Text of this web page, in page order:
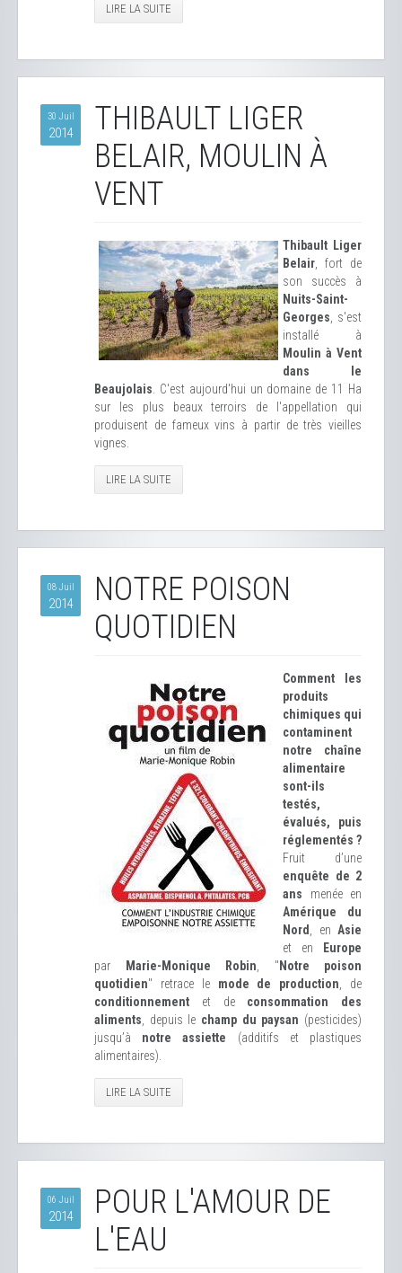
LIRE LA SUITE
30 Juil
2014
THIBAULT LIGER
BELAIR, MOULIN À
VENT
Thibault Liger
Belair , fort de
son succès à
Nuits-Saint-
Georges , s'est
installé à
Moulin à Vent
dans le
Beaujolais . C'est aujourd'hui un domaine de 11 Ha
sur les plus beaux terroirs de l'appellation qui
produisent de fameux vins à partir de très vieilles
vignes.
LIRE LA SUITE
08 Juil
2014
NOTRE POISON
QUOTIDIEN
Comment les
produits
chimiques qui
contaminent
notre chaîne
alimentaire
sont-ils
testés,
évalués, puis
réglementés ?
Fruit d’une
enquête de 2
ans menée en
Amérique du
Nord
, en Asie
et en Europe
par
Marie-Monique Robin , " Notre poison
quotidien" retrace le mode de production , de
conditionnement et de consommation des
aliments , depuis le champ du paysan (pesticides)
jusqu’à notre assiette (additifs et plastiques
alimentaires).
LIRE LA SUITE
06 Juil
2014
POUR L'AMOUR DE
L'EAU